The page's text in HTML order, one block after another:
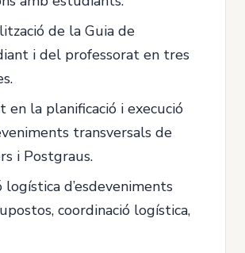
de la Guia de
i del professorat en tres
en la planificació i execució
transversals de
i Postgraus.
logística d’esdeveniments
coordinació logística,